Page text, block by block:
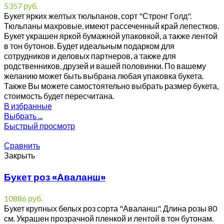
5357 руб.
Букет ярких желтых тюльпанов, сорт "Стронг Голд".
Тюльпаны махровые, имеют рассеченный край лепестков.
Букет украшен яркой бумажной упаковкой, а также лентой
в тон бутонов. Будет идеальным подарком для
сотрудников и деловых партнеров, а также для
родственников, друзей и вашей половинки. По вашему
желанию может быть выбрана любая упаковка букета.
Также Вы можете самостоятельно выбрать размер букета,
стоимость будет пересчитана.
В избранные
Выбрать ...
Быстрый просмотр
Сравнить
Закрыть
Букет роз «Аваланш»
10886 руб.
Букет крупных белых роз сорта "Аваланш". Длина розы 80
см. Украшен прозрачной пленкой и лентой в тон бутонам.